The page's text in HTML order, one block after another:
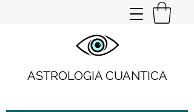
ASTROLOGIA CUANTICA